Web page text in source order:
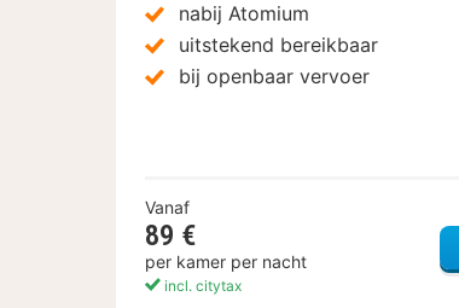
nabij Atomium
uitstekend bereikbaar
bij openbaar vervoer
Vanaf
89 €
per kamer per nacht
incl. citytax